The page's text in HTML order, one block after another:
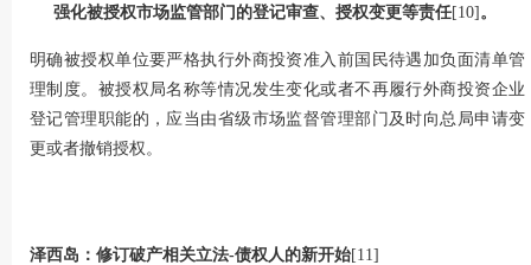
强化被授权市场监管部门的登记审查、授权变更等责任[10] 。
明确被授权单位要严格执行外商投资准入前国民待遇加负面清单管
理制度。被授权局名称等情况发生变化或者不再履行外商投资企业
登记管理职能的，应当由省级市场监督管理部门及时向总局申请变
更或者撤销授权。
泽西岛：修订破产相关立法-债权人的新开始[11]